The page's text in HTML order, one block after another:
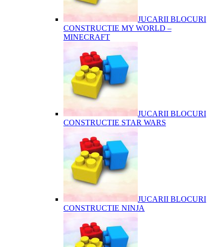
JUCARII BLOCURI
CONSTRUCTIE MY WORLD –
MINECRAFT
JUCARII BLOCURI
CONSTRUCTIE STAR WARS
JUCARII BLOCURI
CONSTRUCTIE NINJA